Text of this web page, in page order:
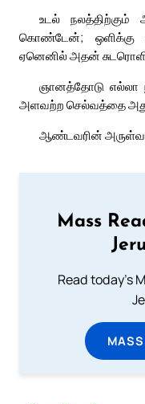
உடல் நலத்திற்கும்
கொண்டேன்; ஒளிக்கு
ஏனெனில் அதன்
ஞானத்தோடு எல்லா
அளவற்ற செல்வத்தை அது
ஆண்டவரின்
Mass
Read today's